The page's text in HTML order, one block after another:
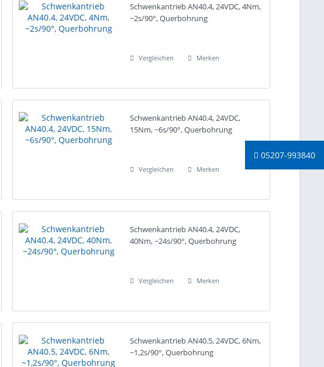
05207-993840
Schwenkantrieb AN40.4, 24VDC, 4Nm,
~2s/90°, Querbohrung
Vergleichen Merken
Schwenkantrieb AN40.4, 24VDC,
15Nm, ~6s/90°, Querbohrung
Vergleichen Merken
Schwenkantrieb AN40.4, 24VDC,
40Nm, ~24s/90°, Querbohrung
Vergleichen Merken
Schwenkantrieb AN40.5, 24VDC, 6Nm,
~1,2s/90°, Querbohrung